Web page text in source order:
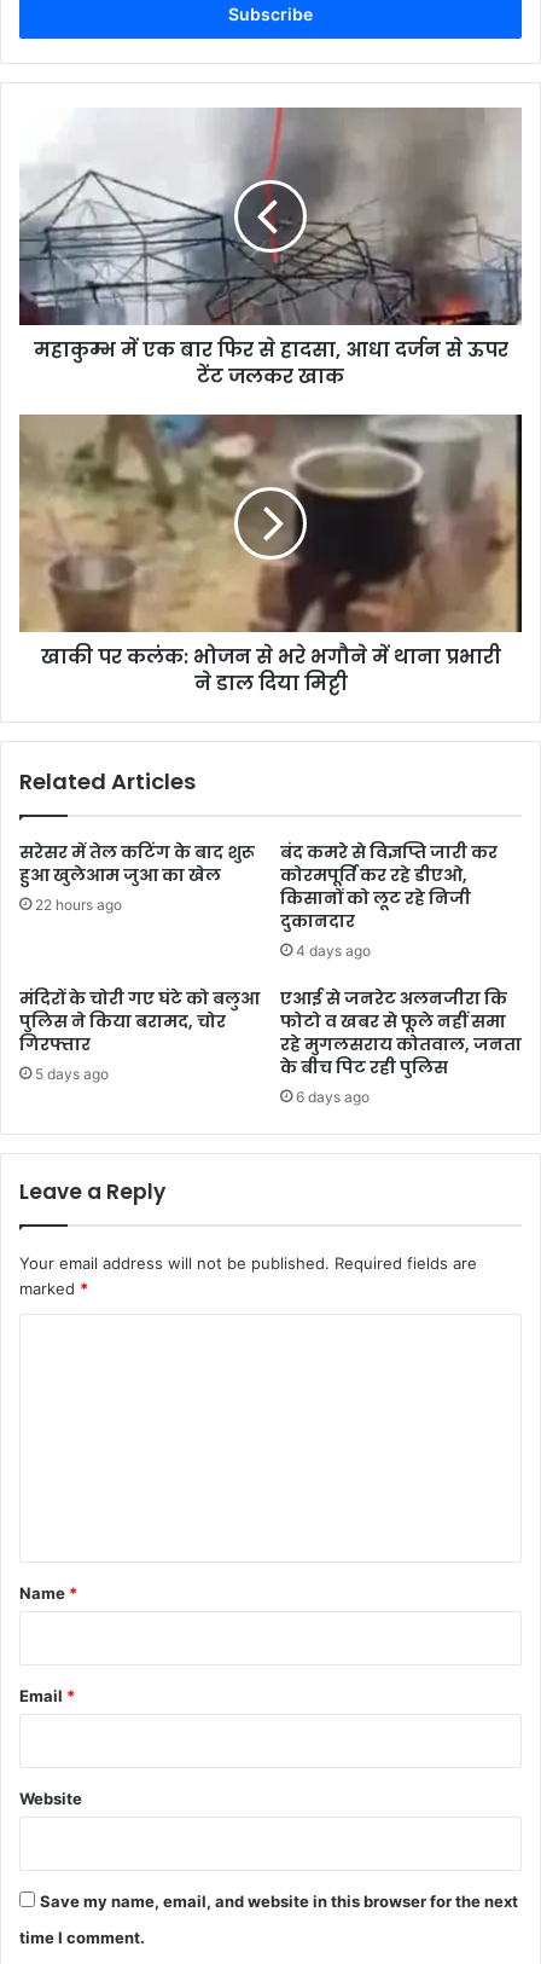
महाकुम्भ में एक बार फिर से हादसा, आधा दर्जन से ऊपर
टेंट जलकर खाक
खाकी पर कलंक: भोजन से भरे भगौने में थाना प्रभारी
ने डाल दिया मिट्टी
Related Articles
सरेसर में तेल कटिंग के बाद शुरू
हुआ खुलेआम जुआ का खेल
22 hours ago
बंद कमरे से विज्ञप्ति जारी कर
कोरमपूर्ति कर रहे डीएओ,
किसानों को लूट रहे निजी
दुकानदार
4 days ago
मंदिरों के चोरी गए घंटे को बलुआ
पुलिस ने किया बरामद, चोर
गिरफ्तार
5 days ago
एआई से जनरेट अलनजीरा कि
फोटो व खबर से फूले नहीं समा
रहे मुगलसराय कोतवाल, जनता
के बीच पिट रही पुलिस
6 days ago
Leave a Reply
Your email address will not be published. Required fields are
marked *
*
Name *
Email *
Website
Save my name, email, and website in this browser for the next
time I comment.